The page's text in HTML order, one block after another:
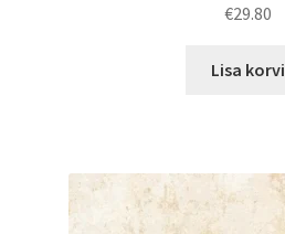
€29.80
Lisa korvi